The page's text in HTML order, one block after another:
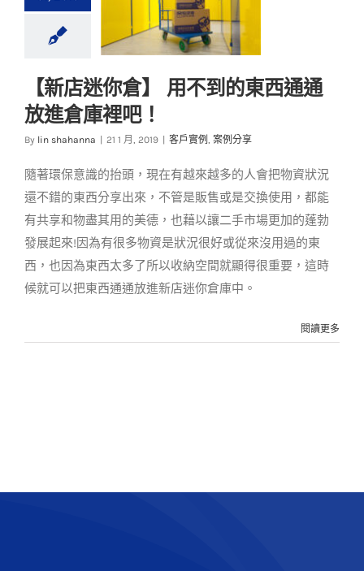
【新店迷你倉】 用不
到的東西通通放進倉
庫裡吧！
【新店迷你倉】 用不到的東西通通
放進倉庫裡吧！
By lin shahanna 21 1 月, 2019 客戶實例 , 案例分享
隨著環保意識的抬頭，現在有越來越多的人會把物資狀況
還不錯的東西分享出來，不管是販售或是交換使用，都能
有共享和物盡其用的美德，也藉以讓二手市場更加的蓬勃
發展起來!因為有很多物資是狀況很好或從來沒用過的東
西，也因為東西太多了所以收納空間就顯得很重要，這時
候就可以把東西通通放進新店迷你倉庫中。
閱讀更多